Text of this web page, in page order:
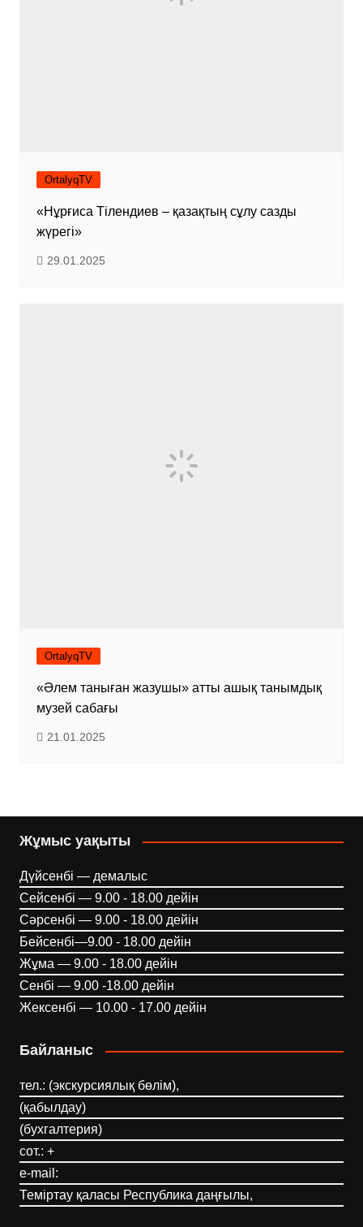
OrtalyqTV
«Нұрғиса Тілендиев – қазақтың сұлу сазды
жүрегі»
29.01.2025
OrtalyqTV
«Әлем таныған жазушы» атты ашық танымдық
музей сабағы
21.01.2025
Жұмыс уақыты
Дүйсенбі — демалыс
Сейсенбі — 9.00 - 18.00 дейін
Сәрсенбі — 9.00 - 18.00 дейін
Бейсенбі—9.00 - 18.00 дейін
Жұма — 9.00 - 18.00 дейін
Сенбі — 9.00 -18.00 дейін
Жексенбі — 10.00 - 17.00 дейін
Байланыс
тел.: (экскурсиялық бөлім),
(қабылдау)
(бухгалтерия)
сот.: +
e-mail:
Теміртау қаласы Республика даңғылы,